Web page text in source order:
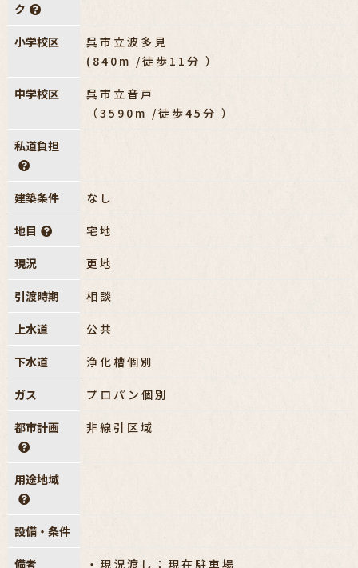
ク
小学校区
呉市立波多見
(840m /徒歩11分 ）
中学校区
呉市立音戸
（3590m /徒歩45分 ）
私道負担
建築条件 なし
地目 宅地
現況 更地
引渡時期 相談
上水道 公共
下水道 浄化槽個別
ガス プロパン個別
都市計画 非線引区域
用途地域
設備・条件
備考 ・現況渡し：現在駐車場